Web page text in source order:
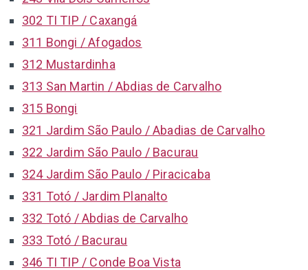
302 TI TIP / Caxangá
311 Bongi / Afogados
312 Mustardinha
313 San Martin / Abdias de Carvalho
315 Bongi
321 Jardim São Paulo / Abadias de Carvalho
322 Jardim São Paulo / Bacurau
324 Jardim São Paulo / Piracicaba
331 Totó / Jardim Planalto
332 Totó / Abdias de Carvalho
333 Totó / Bacurau
346 TI TIP / Conde Boa Vista